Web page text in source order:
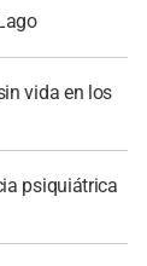
vida en los
psiquiátrica